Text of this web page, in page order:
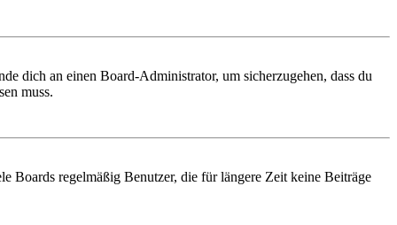
dich an einen Board-Administrator, um sicherzugehen, dass du
muss.
Boards regelmäßig Benutzer, die für längere Zeit keine Beiträge